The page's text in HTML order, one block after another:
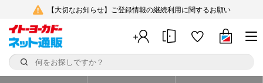
【大切なお知らせ】ご登録情報の継続利用に関するお願い